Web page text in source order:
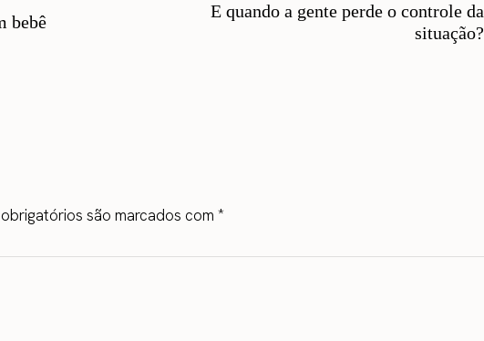
bebê
E quando a gente perde o controle da
situação?
são marcados com*